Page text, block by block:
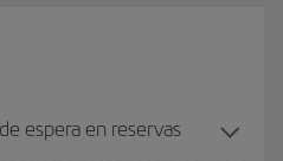
espera en reservas